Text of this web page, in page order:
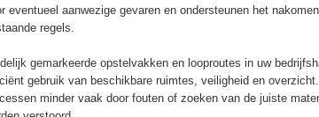
eventueel aanwezige gevaren en ondersteunen het
regels.
gemarkeerde opstelvakken en looproutes in uw
gebruik van beschikbare ruimtes, veiligheid en
minder vaak door fouten of zoeken van de juiste